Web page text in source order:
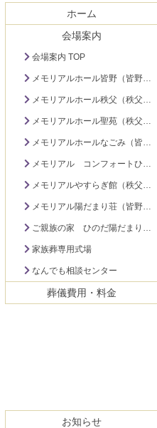
ン
の
ホーム
会場案内
会場案内 TOP
メモリアルホール皆野（皆野町）
メモリアルホール秩父（秩父市下影森）
メモリアルホール聖苑（秩父市大宮）
メモリアルホールなごみ（皆野町）
メモリアル コンフォートひのだ（秩父市日野田町）
メモリアルやすらぎ館（秩父市永田町）
メモリアル陽だまり荘（皆野町）
ご親族の家 ひのだ陽だまり荘（秩父市日野田町）
家族葬専用式場
なんでも相談センター
葬儀費用・料金
お知らせ